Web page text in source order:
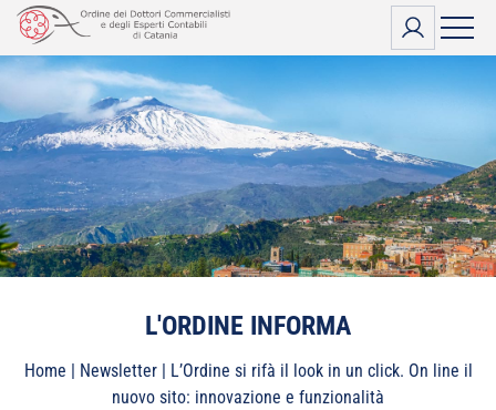
Vai
contenuto
L'ORDINE INFORMA
Home | Newsletter| L’Ordine si rifà il look in un click. On line il
nuovo sito: innovazione e funzionalità